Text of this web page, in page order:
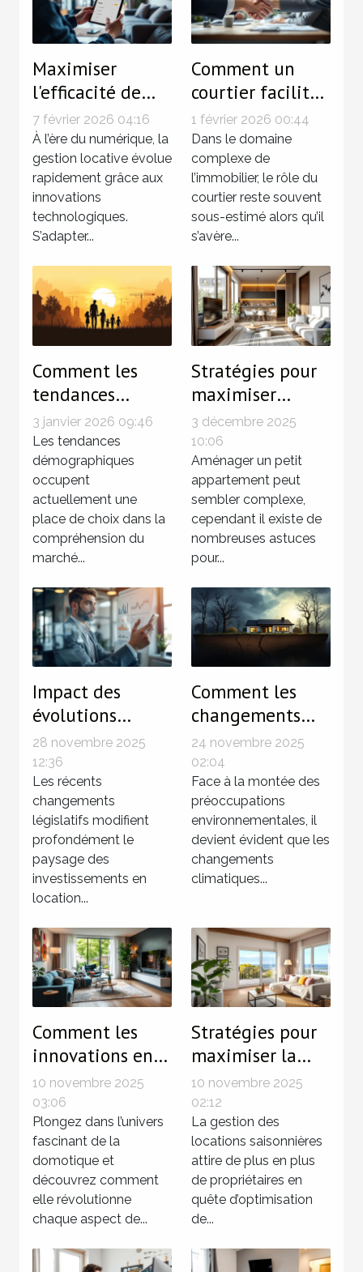
Maximiser
l'efficacité de
votre gestion
locative avec les
dernières
technologies
7 février 2026 04:16
À l’ère du numérique, la
gestion locative évolue
rapidement grâce aux
innovations
technologiques.
S’adapter...
Comment un
courtier facilite
les transactions
immobilières ?
1 février 2026 00:44
Dans le domaine
complexe de
l’immobilier, le rôle du
courtier reste souvent
sous-estimé alors qu’il
s’avère...
Comment les
tendances
démographiques
influencent le
marché
immobilier ?
3 janvier 2026 09:46
Les tendances
démographiques
occupent
actuellement une
place de choix dans la
compréhension du
marché...
Stratégies pour
maximiser
l'espace dans les
petits
appartements
3 décembre 2025
10:06
Aménager un petit
appartement peut
sembler complexe,
cependant il existe de
nombreuses astuces
pour...
Impact des
évolutions
législatives sur
les
investissements
en LMNP
28 novembre 2025
12:36
Les récents
changements
législatifs modifient
profondément le
paysage des
investissements en
location...
Comment les
changements
climatiques
influencent le
marché
immobilier ?
24 novembre 2025
02:04
Face à la montée des
préoccupations
environnementales, il
devient évident que les
changements
climatiques...
Comment les
innovations en
domotique
transforment-
elles l'habitat
moderne ?
10 novembre 2025
03:06
Plongez dans l’univers
fascinant de la
domotique et
découvrez comment
elle révolutionne
chaque aspect de...
Stratégies pour
maximiser la
rentabilité des
locations
saisonnières
10 novembre 2025
02:12
La gestion des
locations saisonnières
attire de plus en plus
de propriétaires en
quête d’optimisation
de...